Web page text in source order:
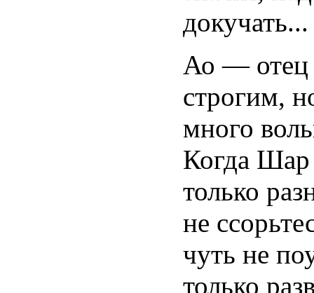
докучать...
Ао — отец
строгим,
много
Когда Шар
только
не
чуть не
только